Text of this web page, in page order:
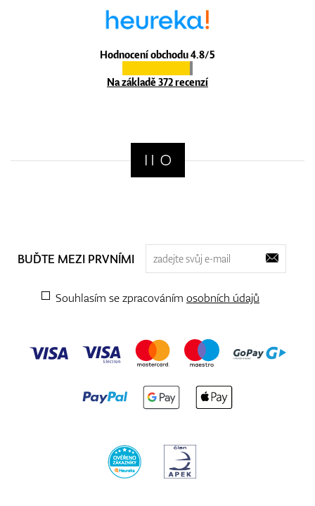
Hodnocení obchodu 4.8/5
Na základě 372 recenzí
BUĎTE MEZI PRVNÍMI
Souhlasím se zpracováním osobních údajů